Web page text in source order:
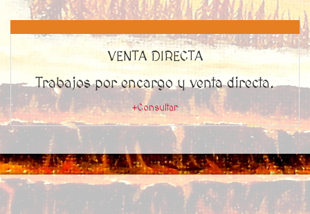
VENTA DIRECTA
Trabajos por encargo y venta directa.
+Consultar